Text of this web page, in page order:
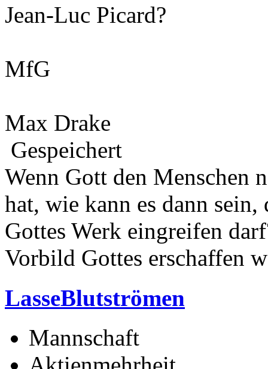
Jean-Luc Picard?
MfG
Max Drake
Gespeichert
Wenn Gott den Menschen
hat, wie kann es dann
Gottes Werk eingreifen
Vorbild Gottes erschaffen
LasseBlutströmen
Mannschaft